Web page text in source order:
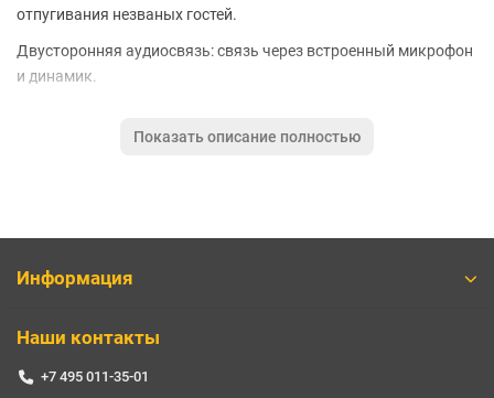
отпугивания незваных гостей.
Двусторонняя аудиосвязь: связь через встроенный микрофон
и динамик.
microSD объёмом до 256 ГБ.
Производитель TP-LINK
Стандарт видеокамеры IP
Поддержка стандартов 802.11n, 802.11g
Показать описание полностью
Информация
Наши контакты
+7 495 011-35-01